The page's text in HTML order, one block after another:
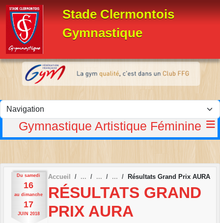
Stade Clermontois
Gymnastique
Gymnastique Artistique Féminine
Du samedi
16
au dimanche
17
JUIN 2018
Accueil Résultats Grand Prix AURA
RÉSULTATS GRAND
PRIX AURA
Panneau de gestion des cookies